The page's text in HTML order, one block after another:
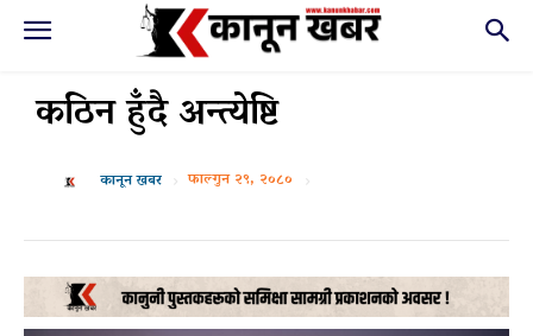
कठिन हुँदै अन्त्येष्टि
कानून खबर फाल्गुन २९, २०८०